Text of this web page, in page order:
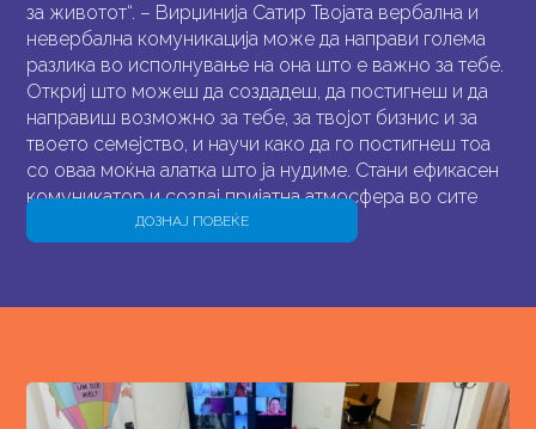
за животот“. – Вирџинија Сатир Твојата вербална и
невербална комуникација може да направи голема
разлика во исполнување на она што е важно за тебе.
Откриј што можеш да создадеш, да постигнеш и да
направиш возможно за тебе, за твојот бизнис и за
твоето семејство, и научи како да го постигнеш тоа
со оваа моќна алатка што ја нудиме. Стани ефикасен
комуникатор и создај пријатна атмосфера во сите
твои интеракции.ДОЗНАЈ ПОВЕЌЕ